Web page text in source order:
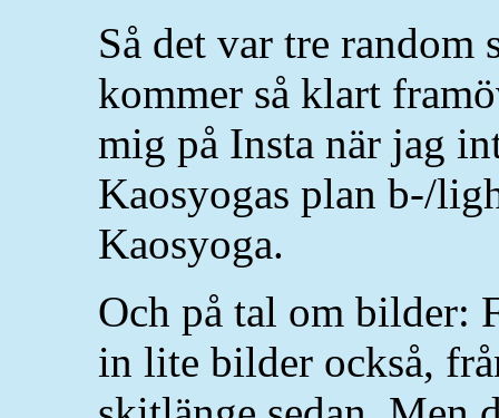
Så det var tre random
kommer så klart
mig på Insta när jag
Kaosyogas plan b-/
Kaosyoga.
Och på tal om bilder:
in lite bilder också,